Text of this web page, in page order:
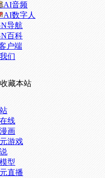
AI音频
AI数字人
导航
百科
户端
们
藏本站
线
画
游戏
型
直播